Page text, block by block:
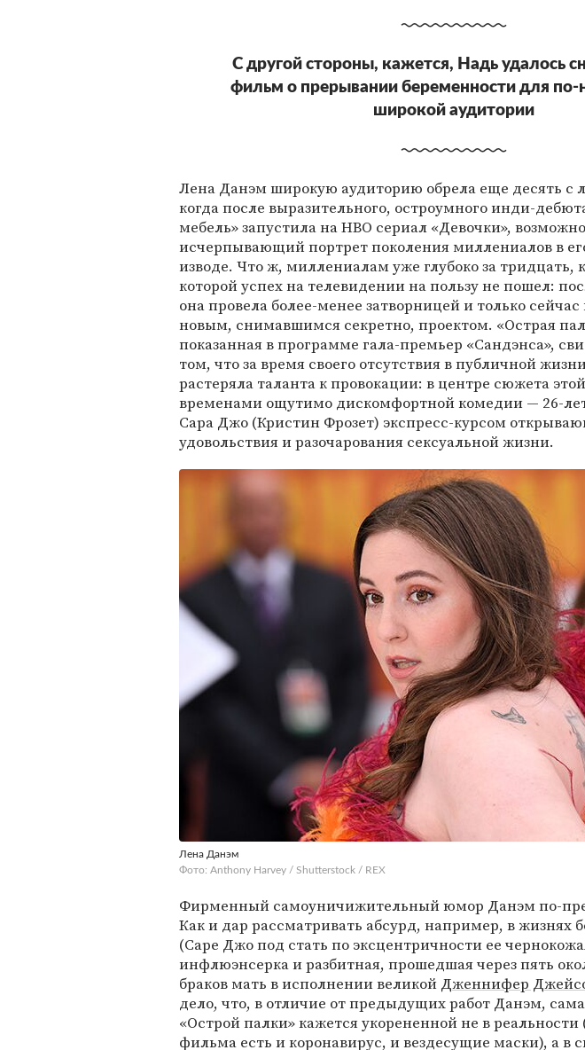
С другой стороны, кажется, Надь удалось
фильм о прерывании беременности для
широкой аудитории
Лена Данэм широкую аудиторию обрела еще десять с
когда после выразительного, остроумного инди-
мебель» запустила на HBO сериал «Девочки»,
исчерпывающий портрет поколения миллениалов в
изводе. Что ж, миллениалам уже глубоко за тридцать,
которой успех на телевидении на пользу не пошел:
она провела более-менее затворницей и только сейчас
новым, снимавшимся секретно, проектом. «Острая
показанная в программе гала-премьер «Сандэнса»,
том, что за время своего отсутствия в публичной
растеряла таланта к провокации: в центре сюжета
временами ощутимо дискомфортной комедии — 26-
Сара Джо (Кристин Фрозет) экспресс-курсом
удовольствия и разочарования сексуальной жизни.
Лена Данэм
Фото: Anthony Harvey / Shutterstock / REX
Фирменный самоуничижительный юмор Данэм по-
Как и дар рассматривать абсурд, например, в жизнях
(Саре Джо под стать по эксцентричности ее
инфлюэнсерка и разбитная, прошедшая через пять
браков мать в исполнении великой Дженнифер
дело, что, в отличие от предыдущих работ Данэм,
«Острой палки» кажется укорененной не в реальности
фильма есть и коронавирус, и вездесущие маски), а в